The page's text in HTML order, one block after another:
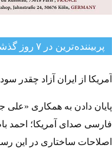
پربیننده‌ترین‌ در ۷ روز گذشته
آمریکا از ایران آزاد چقدر
پایان دادن به همکاری «علی
فارسی صدای آمریکا؛ احمد
اصلاحات ساختاری در این